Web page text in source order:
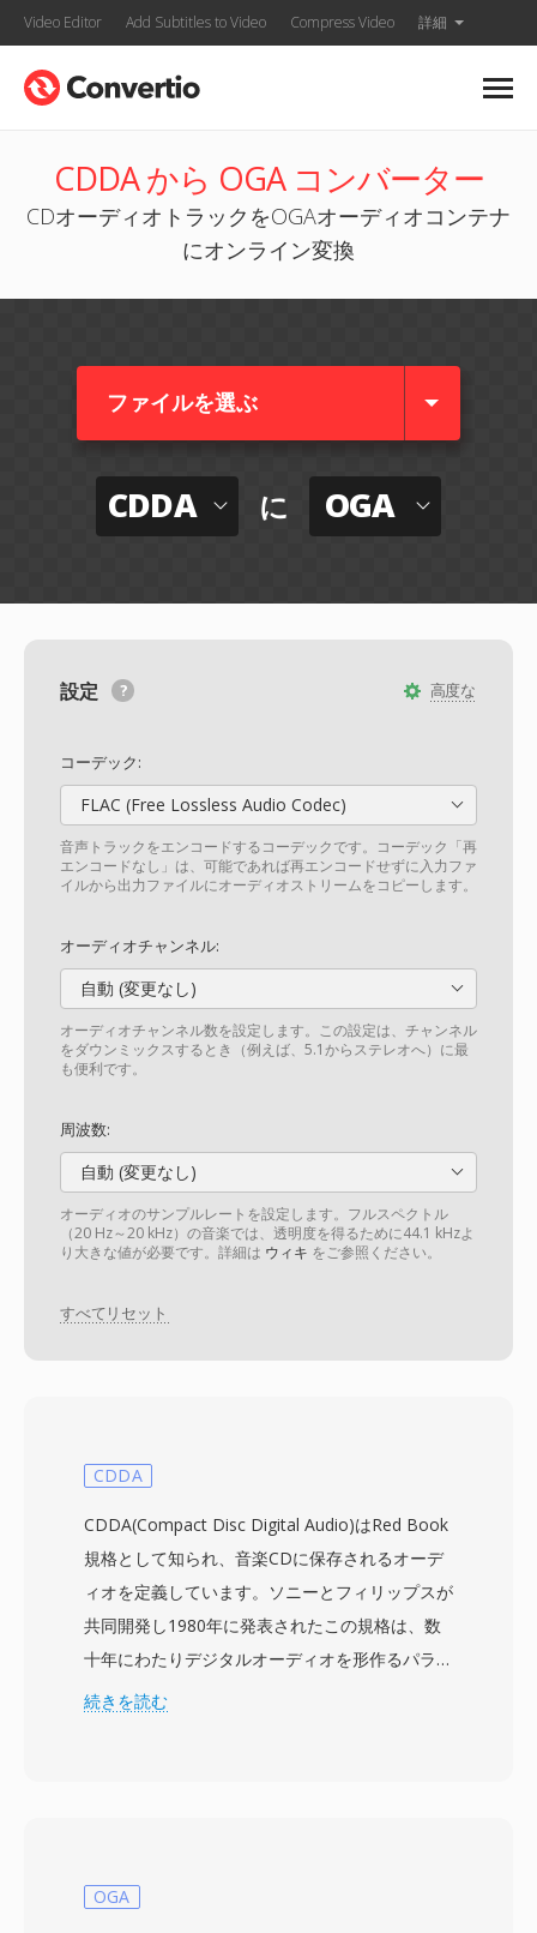
Video Editor Add Subtitles to Video Compress Video 詳細
CDDA から OGA コンバーター
CDオーディオトラックをOGAオーディオコンテナ
にオンライン変換
ファイルを選ぶ
CDDA に OGA
高度な
設定
コーデック:
FLAC (Free Lossless Audio Codec)
音声トラックをエンコードするコーデックです。コーデック「再
エンコードなし」は、可能であれば再エンコードせずに入力ファ
イルから出力ファイルにオーディオストリームをコピーします。
オーディオチャンネル:
自動 (変更なし)
オーディオチャンネル数を設定します。この設定は、チャンネル
をダウンミックスするとき（例えば、5.1からステレオへ）に最
も便利です。
周波数:
自動 (変更なし)
オーディオのサンプルレートを設定します。フルスペクトル
（20 Hz～20 kHz）の音楽では、透明度を得るために44.1 kHzよ
り大きな値が必要です。詳細は ウィキ をご参照ください。
すべてリセット
CDDA
CDDA(Compact Disc Digital Audio)はRed Book
規格として知られ、音楽CDに保存されるオーデ
ィオを定義しています。ソニーとフィリップスが
共同開発し1980年に発表されたこの規格は、数
十年にわたりデジタルオーディオを形作るパラメ
ータを確立しました — 16ビットリニアPCM、
されます。CDからオーディオがリッピングされ
続きを読む
OGA